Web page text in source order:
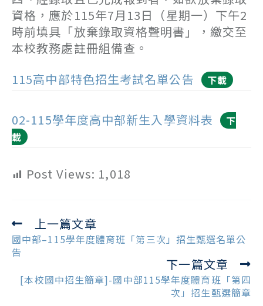
資格，應於115年7月13日（星期一）下午2
時前填具「放棄錄取資格聲明書」，繳交至
本校教務處註冊組備查。
115高中部特色招生考試名單公告
下載
02-115學年度高中部新生入學資料表
下
載
Post Views: 1,018
Read
more
articles
上一篇文章
國中部–115學年度體育班「第三次」招生甄選名單公
告
下一篇文章
[本校國中招生簡章]-國中部115學年度體育班「第四
次」招生甄選簡章